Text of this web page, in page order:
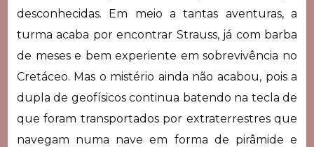
desconhecidas. Em meio a tantas aventuras, a
turma acaba por encontrar Strauss, já com barba
de meses e bem experiente em sobrevivência no
Cretáceo. Mas o mistério ainda não acabou, pois a
dupla de geofísicos continua batendo na tecla de
que foram transportados por extraterrestres que
navegam numa nave em forma de pirâmide e